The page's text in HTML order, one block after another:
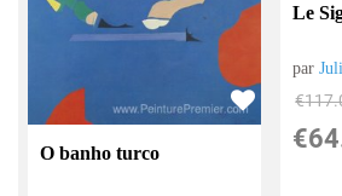
O banho turco
Le
par
€
€